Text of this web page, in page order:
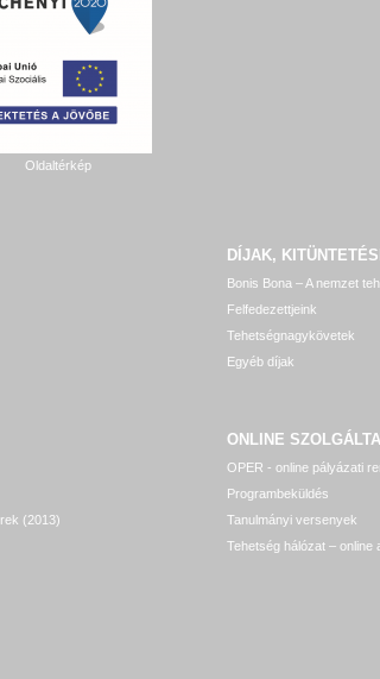
Oldaltérkép
DÍJAK,
Bonis Bona – A nemzet
Felfedezettjeink
Tehetségnagykövetek
Egyéb díjak
(2013)
ONLINE
OPER - online pályázati
Programbeküldés
Tanulmányi versenyek
Tehetség hálózat – online